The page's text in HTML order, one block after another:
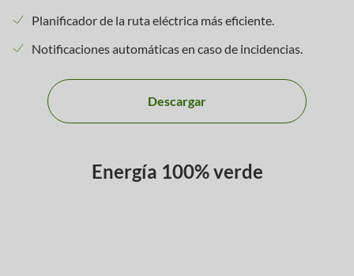
Planificador de la ruta eléctrica más eficiente.
Notificaciones automáticas en caso de incidencias.
Descargar
Energía 100% verde